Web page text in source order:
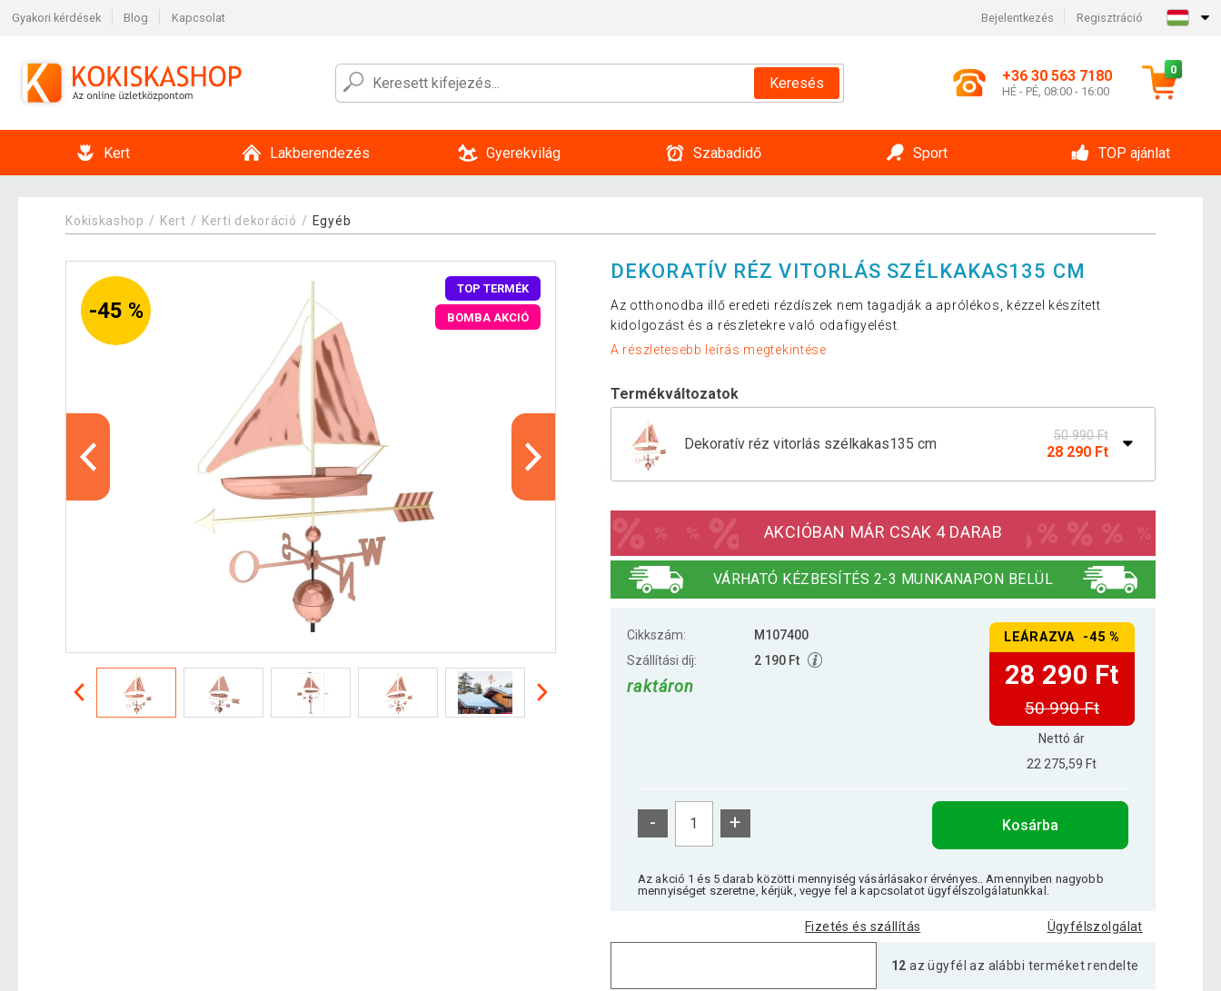
Gyakori kérdések Blog Kapcsolat Bejelentkezés Regisztráció
Keresés +36 30 563 7180
HÉ - PÉ, 08:00 - 16:00
0
Kert Lakberendezés Gyerekvilág Szabadidő Sport TOP ajánlat
Kokiskashop Kert Kerti dekoráció Egyéb
-45 %
TOP TERMÉK
BOMBA AKCIÓ
DEKORATÍV RÉZ VITORLÁS SZÉLKAKAS135 CM
Az otthonodba illő eredeti rézdíszek nem tagadják a aprólékos, kézzel készített
kidolgozást és a részletekre való odafigyelést.
A részletesebb leírás megtekintése
Termékváltozatok
Dekoratív réz vitorlás szélkakas135 cm 50 990 Ft
28 290 Ft
23 290 Ft
AKCIÓBAN MÁR CSAK 4 DARAB
VÁRHATÓ KÉZBESÍTÉS 2-3 MUNKANAPON BELÜL
Cikkszám:
M107400
Szállítási díj:
2 190 Ft
raktáron
LEÁRAZVA -45 %
28 290 Ft
50 990 Ft
Nettó ár
22 275,59 Ft
- + Kosárba
Az akció 1 és 5 darab közötti mennyiség vásárlásakor érvényes.. Amennyiben nagyobb
mennyiséget szeretne, kérjük, vegye fel a kapcsolatot ügyfélszolgálatunkkal.
Fizetés és szállítás Ügyfélszolgálat
12 az ügyfél az alábbi terméket rendelte